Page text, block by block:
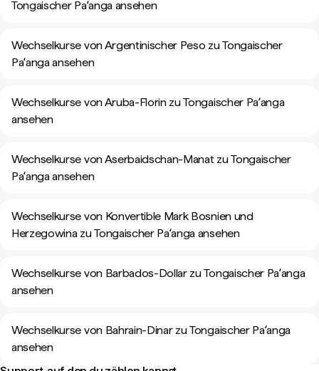
Tongaischer Paʻanga ansehen
Wechselkurse von Argentinischer Peso zu Tongaischer
Paʻanga ansehen
Wechselkurse von Aruba-Florin zu Tongaischer Paʻanga
ansehen
Wechselkurse von Aserbaidschan-Manat zu Tongaischer
Paʻanga ansehen
Wechselkurse von Konvertible Mark Bosnien und
Herzegowina zu Tongaischer Paʻanga ansehen
Wechselkurse von Barbados-Dollar zu Tongaischer Paʻanga
ansehen
Wechselkurse von Bahrain-Dinar zu Tongaischer Paʻanga
ansehen